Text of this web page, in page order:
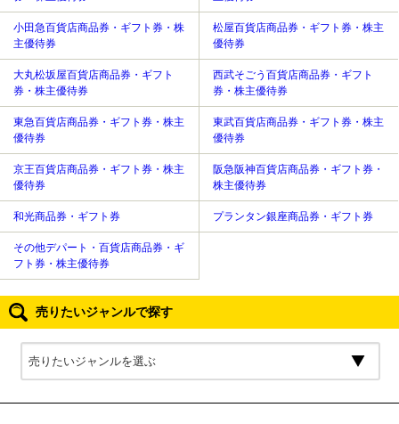
小田急百貨店商品券・ギフト券・株
主優待券
松屋百貨店商品券・ギフト券・株主
優待券
大丸松坂屋百貨店商品券・ギフト
券・株主優待券
西武そごう百貨店商品券・ギフト
券・株主優待券
東急百貨店商品券・ギフト券・株主
優待券
東武百貨店商品券・ギフト券・株主
優待券
京王百貨店商品券・ギフト券・株主
優待券
阪急阪神百貨店商品券・ギフト券・
株主優待券
和光商品券・ギフト券 プランタン銀座商品券・ギフト券
その他デパート・百貨店商品券・ギ
フト券・株主優待券
売りたいジャンルで探す